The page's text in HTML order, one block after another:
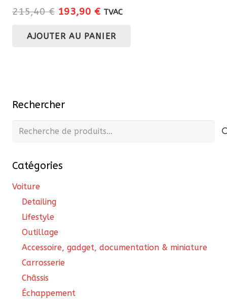
215,40€ Le
initial
193,90 €Le
actuel
TVAC
AJOUTER AU PANIER
Rechercher
Recherche
Catégories
Voiture
Detailing
Lifestyle
Outillage
Accessoire, gadget, documentation & miniature
Carrosserie
Châssis
Échappement